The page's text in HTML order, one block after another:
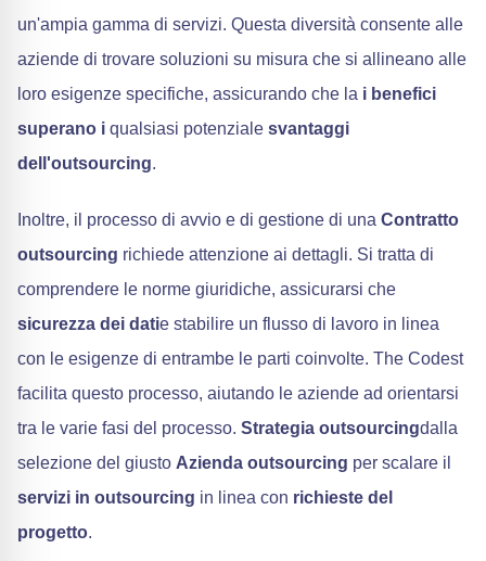
un'ampia gamma di servizi. Questa diversità consente alle
aziende di trovare soluzioni su misura che si allineano alle
loro esigenze specifiche, assicurando che la i benefici
superano i qualsiasi potenziale svantaggi
dell'outsourcing.
Inoltre, il processo di avvio e di gestione di una Contratto
outsourcing richiede attenzione ai dettagli. Si tratta di
comprendere le norme giuridiche, assicurarsi che
sicurezza dei datie stabilire un flusso di lavoro in linea
con le esigenze di entrambe le parti coinvolte. The Codest
facilita questo processo, aiutando le aziende ad orientarsi
tra le varie fasi del processo. Strategia outsourcingdalla
selezione del giusto Azienda outsourcing per scalare il
servizi in outsourcing in linea con richieste del
progetto.